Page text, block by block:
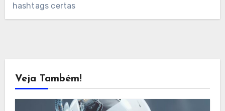
hashtags certas
Veja Também!